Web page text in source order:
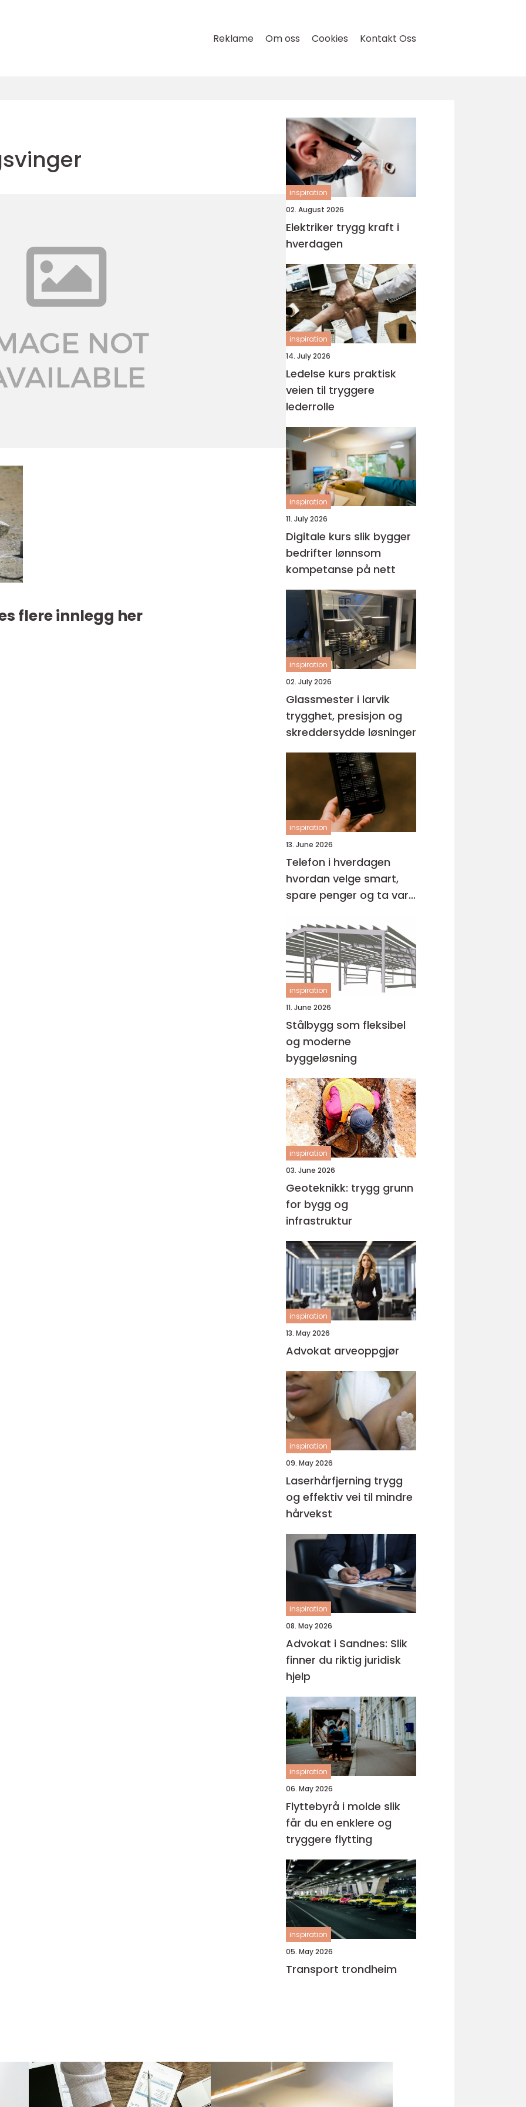
Reklame Om oss Cookies Kontakt Oss
flere innlegg her
inspiration
02. August 2026
Elektriker trygg kraft i
hverdagen
inspiration
14. July 2026
Ledelse kurs praktisk
veien til tryggere
lederrolle
inspiration
11. July 2026
Digitale kurs slik bygger
bedrifter lønnsom
kompetanse på nett
inspiration
02. July 2026
Glassmester i larvik
trygghet, presisjon og
skreddersydde løsninger
inspiration
13. June 2026
Telefon i hverdagen
hvordan velge smart,
spare penger og ta vare
inspiration
11. June 2026
Stålbygg som fleksibel
og moderne
byggeløsning
inspiration
03. June 2026
Geoteknikk: trygg grunn
for bygg og
infrastruktur
inspiration
13. May 2026
Advokat arveoppgjør
inspiration
09. May 2026
Laserhårfjerning trygg
og effektiv vei til mindre
hårvekst
inspiration
08. May 2026
Advokat i Sandnes: Slik
finner du riktig juridisk
hjelp
inspiration
06. May 2026
Flyttebyrå i molde slik
får du en enklere og
tryggere flytting
inspiration
05. May 2026
Transport trondheim